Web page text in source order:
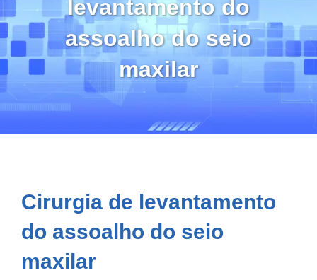
levantamento do
assoalho do seio
maxilar
Cirurgia de levantamento
do assoalho do seio
maxilar